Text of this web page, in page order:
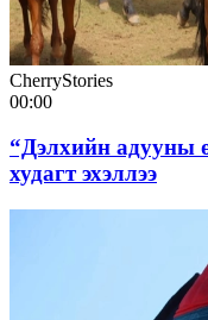
CherryStories
00:00
“Дэлхийн адууны
худагт эхэллээ